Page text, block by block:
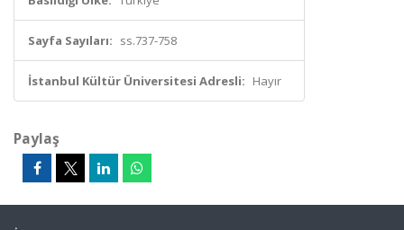
Sayfa Sayıları: ss.737-758
İstanbul Kültür Üniversitesi Adresli: Hayır
Paylaş